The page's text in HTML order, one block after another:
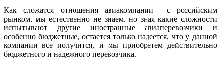
Как сложатся отношения авиакомпании с российским
рынком, мы естественно не знаем, но зная какие сложности
испытывают другие иностранные авиаперевозчики и
особенно бюджетные, остается только надеется, что у данной
компании все получится, и мы приобретем действительно
бюджетного и надежного перевозчика.